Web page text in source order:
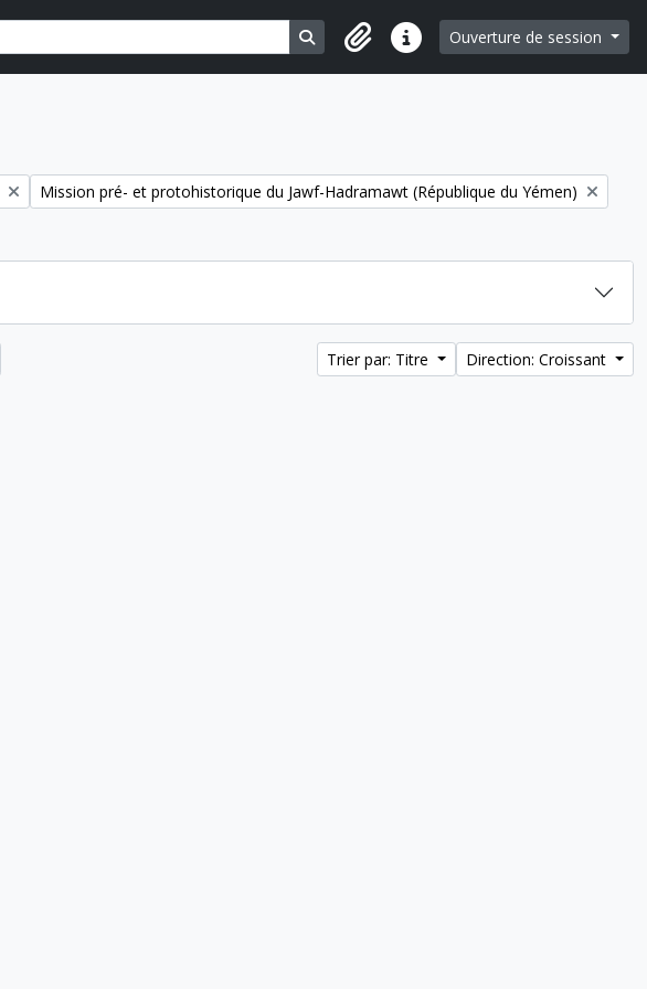
Search in browse page
Liens rapidesOuverture de session
Remove filter:
Mission pré- et protohistorique du Jawf-Hadramawt (République du Yémen)
Trier par: Titre Direction: Croissant